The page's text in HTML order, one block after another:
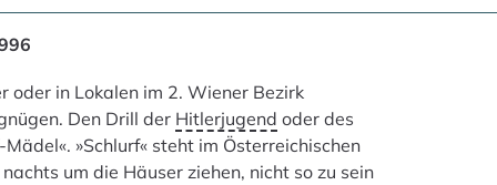
oder in Lokalen im 2. Wiener Bezirk
Den Drill der Hitlerjugend oder des
-Mädel«. »Schlurf« steht im Österreichischen
um die Häuser ziehen, nicht so zu sein